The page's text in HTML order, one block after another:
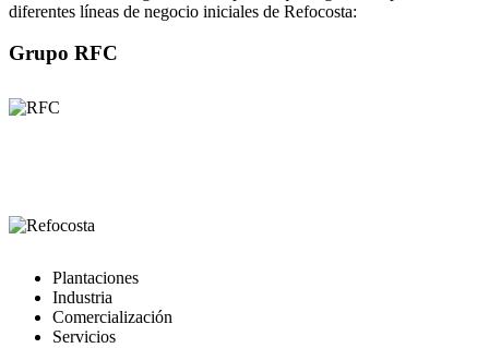
diferentes líneas de negocio iniciales de Refocosta:
Grupo RFC
Plantaciones
Industria
Comercialización
Servicios